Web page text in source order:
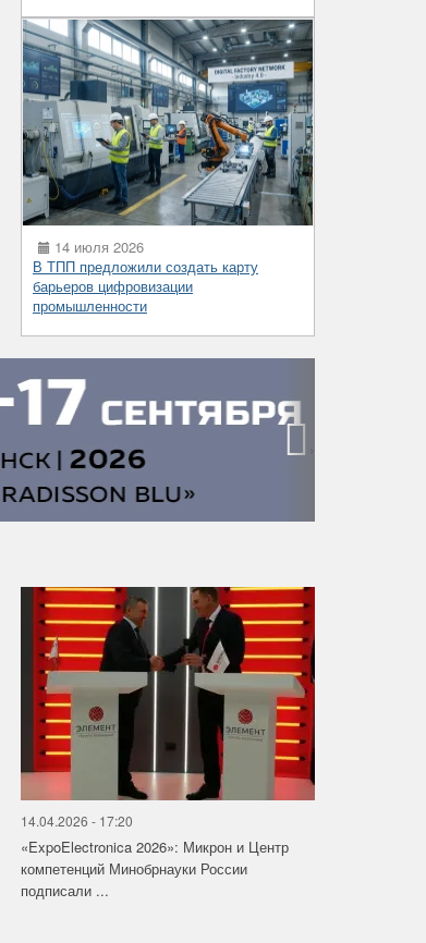
14 июля 2026
В ТПП предложили создать карту
барьеров цифровизации
промышленности
›
14.04.2026 - 17:20
«ExpoElectronica 2026»: Микрон и Центр
компетенций Минобрнауки России
подписали ...